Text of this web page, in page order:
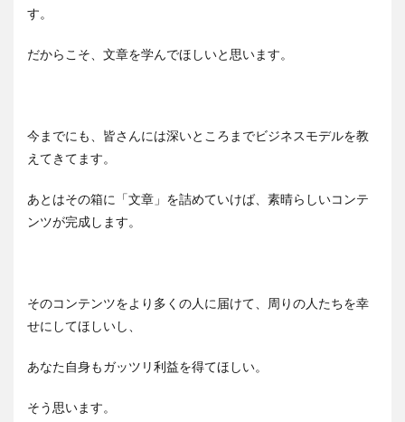
す。
だからこそ、文章を学んでほしいと思います。
今までにも、皆さんには深いところまでビジネスモデルを教
えてきてます。
あとはその箱に「文章」を詰めていけば、素晴らしいコンテ
ンツが完成します。
そのコンテンツをより多くの人に届けて、周りの人たちを幸
せにしてほしいし、
あなた自身もガッツリ利益を得てほしい。
そう思います。